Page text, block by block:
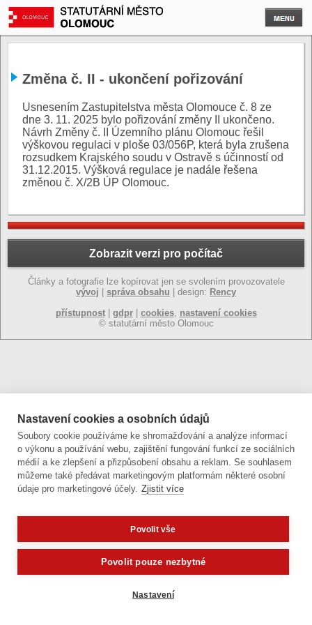
Změna č. II - ukončení pořizování
Usnesením Zastupitelstva města Olomouce č. 8 ze
dne 3. 11. 2025 bylo pořizování změny II ukončeno.
Návrh Změny č. II Územního plánu Olomouc řešil
výškovou regulaci v ploše 03/056P, která byla zrušena
rozsudkem Krajského soudu v Ostravě s účinností od
31.12.2015. Výšková regulace je nadále řešena
změnou č. X/2B ÚP Olomouc.
Zobrazit verzi pro počítač
Články a fotografie lze kopírovat jen se svolením provozovatele
vývoj
správa obsahu | design: Rency
přístupnost| gdpr| cookies, nastavení cookies
© statutární město Olomouc
Nastavení cookies a osobních údajů
Soubory cookie používáme ke shromažďování a analýze informací
o výkonu a používání webu, zajištění fungování funkcí ze sociálních
médií a ke zlepšení a přizpůsobení obsahu a reklam. Se souhlasem
můžeme také předávat marketingovým platformám některé osobní
údaje pro marketingové účely. Zjistit více
Povolit vše
Povolit pouze nezbytné
Nastavení
Potřebujete poradit?Zeptejte se naše